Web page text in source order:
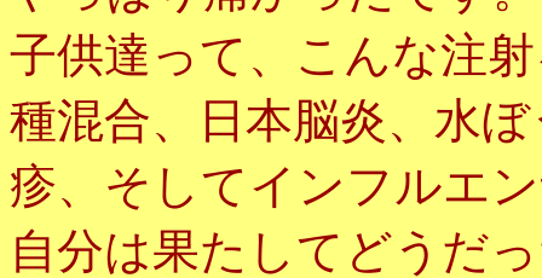
子供達って、こんな注
種混合、日本脳炎、水
疹、そしてインフルエ
自分は果たしてどうだ